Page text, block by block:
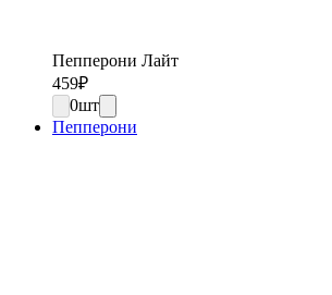
Пепперони Лайт
459₽
0шт
Пепперони